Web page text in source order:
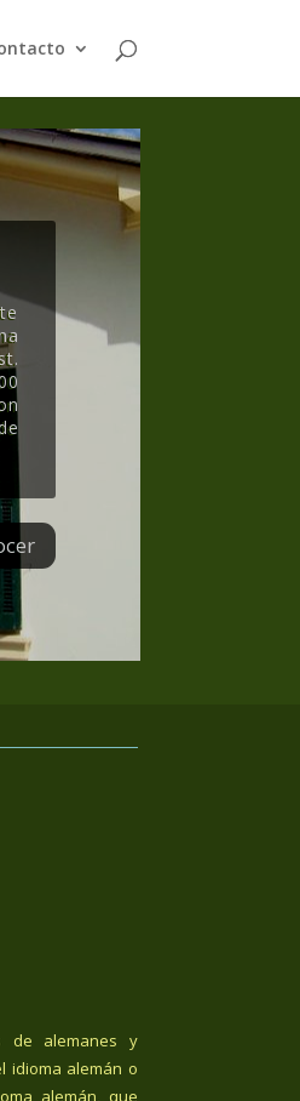
de alemanes y
idioma alemán o
alemán, que